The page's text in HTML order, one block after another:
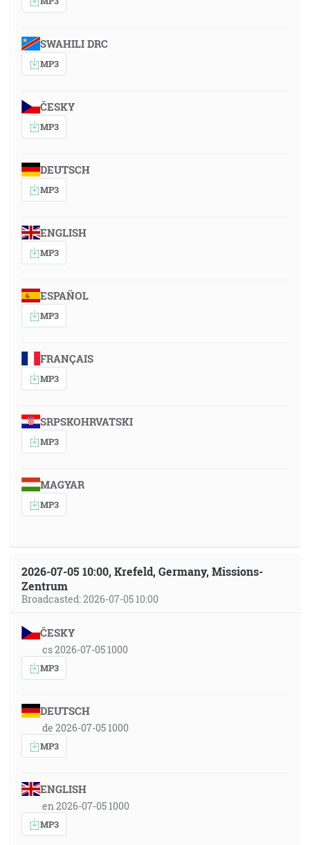
SWAHILI DRC
MP3
ČESKY
MP3
DEUTSCH
MP3
ENGLISH
MP3
ESPAÑOL
MP3
FRANÇAIS
MP3
SRPSKOHRVATSKI
MP3
MAGYAR
MP3
2026-07-05 10:00, Krefeld, Germany, Missions-
Zentrum
Broadcasted: 2026-07-05 10:00
ČESKY
cs 2026-07-05 1000
MP3
DEUTSCH
de 2026-07-05 1000
MP3
ENGLISH
en 2026-07-05 1000
MP3